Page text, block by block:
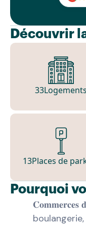
Découvrir
33Logements
13Places de
Pourquoi
𝐂𝐨𝐦𝐦𝐞𝐫𝐜𝐞𝐬